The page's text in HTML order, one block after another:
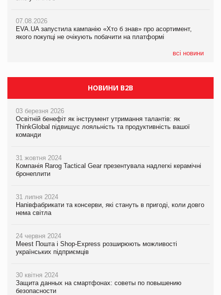
07.08.2026
EVA.UA запустила кампанію «Хто б знав» про асортимент,
якого покупці не очікують побачити на платформі
всі новини
05.08.2026
Мережа супермаркетів VARUS купує мережу магазинів
НОВИНИ B2B
03 березня 2026
Освітній бенефіт як інструмент утримання талантів: як
ThinkGlobal підвищує лояльність та продуктивність вашої
команди
31 жовтня 2024
Компанія Rarog Tactical Gear презентувала надлегкі керамічні
бронеплити
31 липня 2024
Напівфабрикати та консерви, які стануть в пригоді, коли довго
нема світла
24 червня 2024
Meest Пошта і Shop-Express розширюють можливості
українських підприємців
30 квітня 2024
Защита данных на смартфонах: советы по повышению
безопасности